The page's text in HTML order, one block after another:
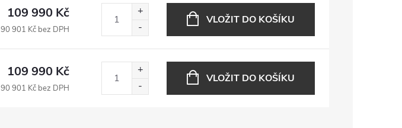
109 990 Kč
90 901 Kč bez DPH
VLOŽIT DO KOŠÍKU
109 990 Kč
90 901 Kč bez DPH
VLOŽIT DO KOŠÍKU